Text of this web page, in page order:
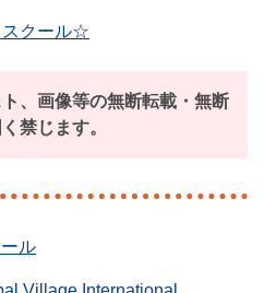
クール☆
、画像等の無断転載・無断
禁じます。
ル